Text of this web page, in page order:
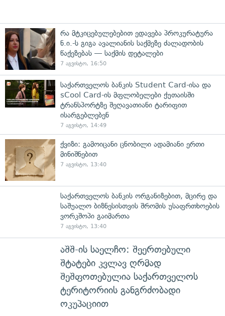
რა მტკიცებულებებით ედავება პროკურატურა
ნ.ი.-ს გიგა ავალიანის საქმეზე ძალადობის
წაქეზებას — საქმის დეტალები
7 აგვისტო, 16:50
საქართველოს ბანკის Student Card-ისა და
sCool Card-ის მფლობელები ქუთაისში
ტრანსპორტზე შეღავათიანი ტარიფით
ისარგებლებენ
7 აგვისტო, 14:49
ქვიზი: გამოიცანი ცნობილი ადამიანი ერთი
მინიშნებით
7 აგვისტო, 13:40
საქართველოს ბანკის ორგანიზებით, მცირე და
საშუალო ბიზნესისთვის შრომის უსაფრთხოების
ვორკშოპი გაიმართა
7 აგვისტო, 13:40
აშშ-ის საელჩო: შეერთებული
შტატები კვლავ ღრმად
შეშფოთებულია საქართველოს
ტერიტორიის განგრძობადი
ოკუპაციით